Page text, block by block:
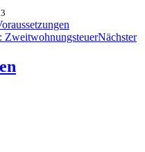
ZweitwohnungsteuerNächster